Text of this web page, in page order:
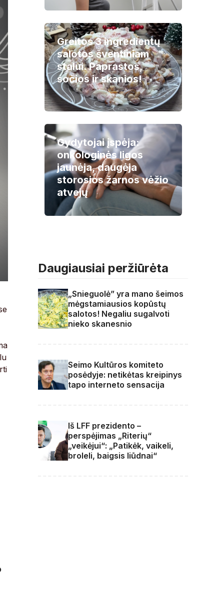
Greitos 3 ingredientų
salotos šventiniam
stalui. Paprastos,
sočios ir skanios!
Gydytojai įspėja:
onkologinės ligos
jaunėja, daugėja
storosios žarnos vėžio
atvejų
Turi jums svarbią žinią
Daugiausiai peržiūrėta
„Snieguolė” yra mano šeimos
mėgstamiausios kopūstų
salotos! Negaliu sugalvoti
nieko skanesnio
Seimo Kultūros komiteto
posėdyje: netikėtas kreipinys
tapo interneto sensacija
Iš LFF prezidento –
perspėjimas „Riterių“
„veikėjui“: „Patikėk, vaikeli,
broleli, baigsis liūdnai“